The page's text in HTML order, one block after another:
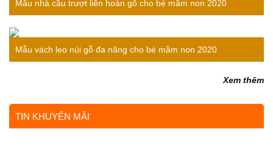
Mẫu nhà cầu trượt liên hoàn gỗ cho bé mầm non 2020
Mẫu vách leo núi gỗ đa năng cho bé mầm non 2020
Xem thêm
TIN KHUYẾN MÃI